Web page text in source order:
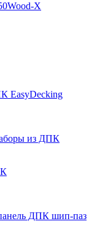
Wood-X
EasyDecking
из ДПК
ДПК шип-паз